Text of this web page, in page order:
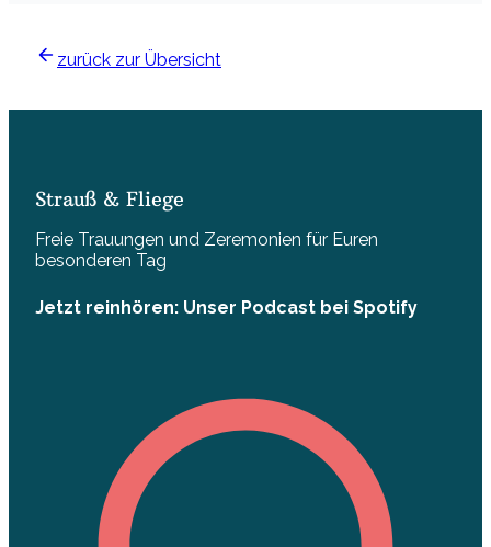
zurück zur Übersicht
Strauß & Fliege
Freie Trauungen und Zeremonien für Euren
besonderen Tag
Jetzt reinhören: Unser Podcast bei Spotify